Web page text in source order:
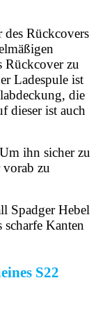
Rückcovers
Rückcover zu
Ladespule ist
die
dieser ist auch
ihn sicher zu
zu
Spadger Hebel
Kanten
S22